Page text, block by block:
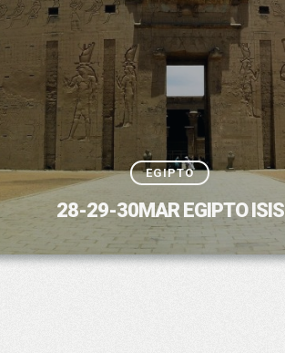
EGIPTO
28-29-30MAR EGIPTO ISIS